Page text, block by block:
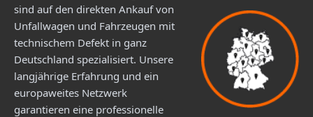
sind auf den direkten Ankauf von
Unfallwagen und Fahrzeugen mit
technischem Defekt in ganz
Deutschland spezialisiert. Unsere
langjährige Erfahrung und ein
europaweites Netzwerk
garantieren eine professionelle